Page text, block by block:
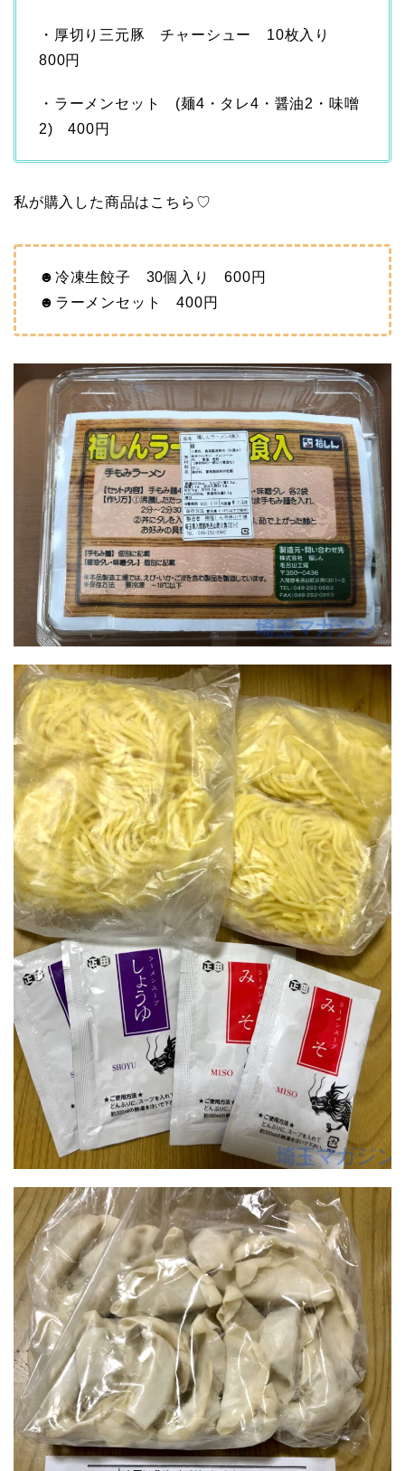
・厚切り三元豚 チャーシュー 10枚入り
800円
・ラーメンセット (麺4・タレ4・醤油2・味噌
2) 400円
私が購入した商品はこちら♡
☻冷凍生餃子 30個入り 600円
☻ラーメンセット 400円